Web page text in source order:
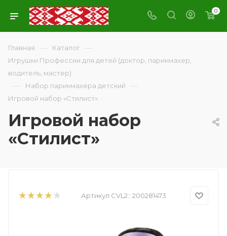
0
Главная — Каталог —
Игрушки Профессии для детей (доктор, парикмахер,
водитель, мастер)
— Набор парикмахера детский —
Игровой набор «Стилист»
Игровой набор
«Стилист»
Артикул CVL2:: 200281473